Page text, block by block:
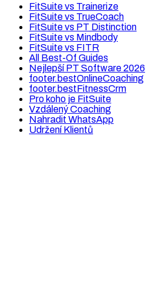
FitSuite vs Trainerize
FitSuite vs TrueCoach
FitSuite vs PT Distinction
FitSuite vs Mindbody
FitSuite vs FITR
All Best-Of Guides
Nejlepší PT Software 2026
footer.bestOnlineCoaching
footer.bestFitnessCrm
Pro koho je FitSuite
Vzdálený Coaching
Nahradit WhatsApp
Udržení Klientů